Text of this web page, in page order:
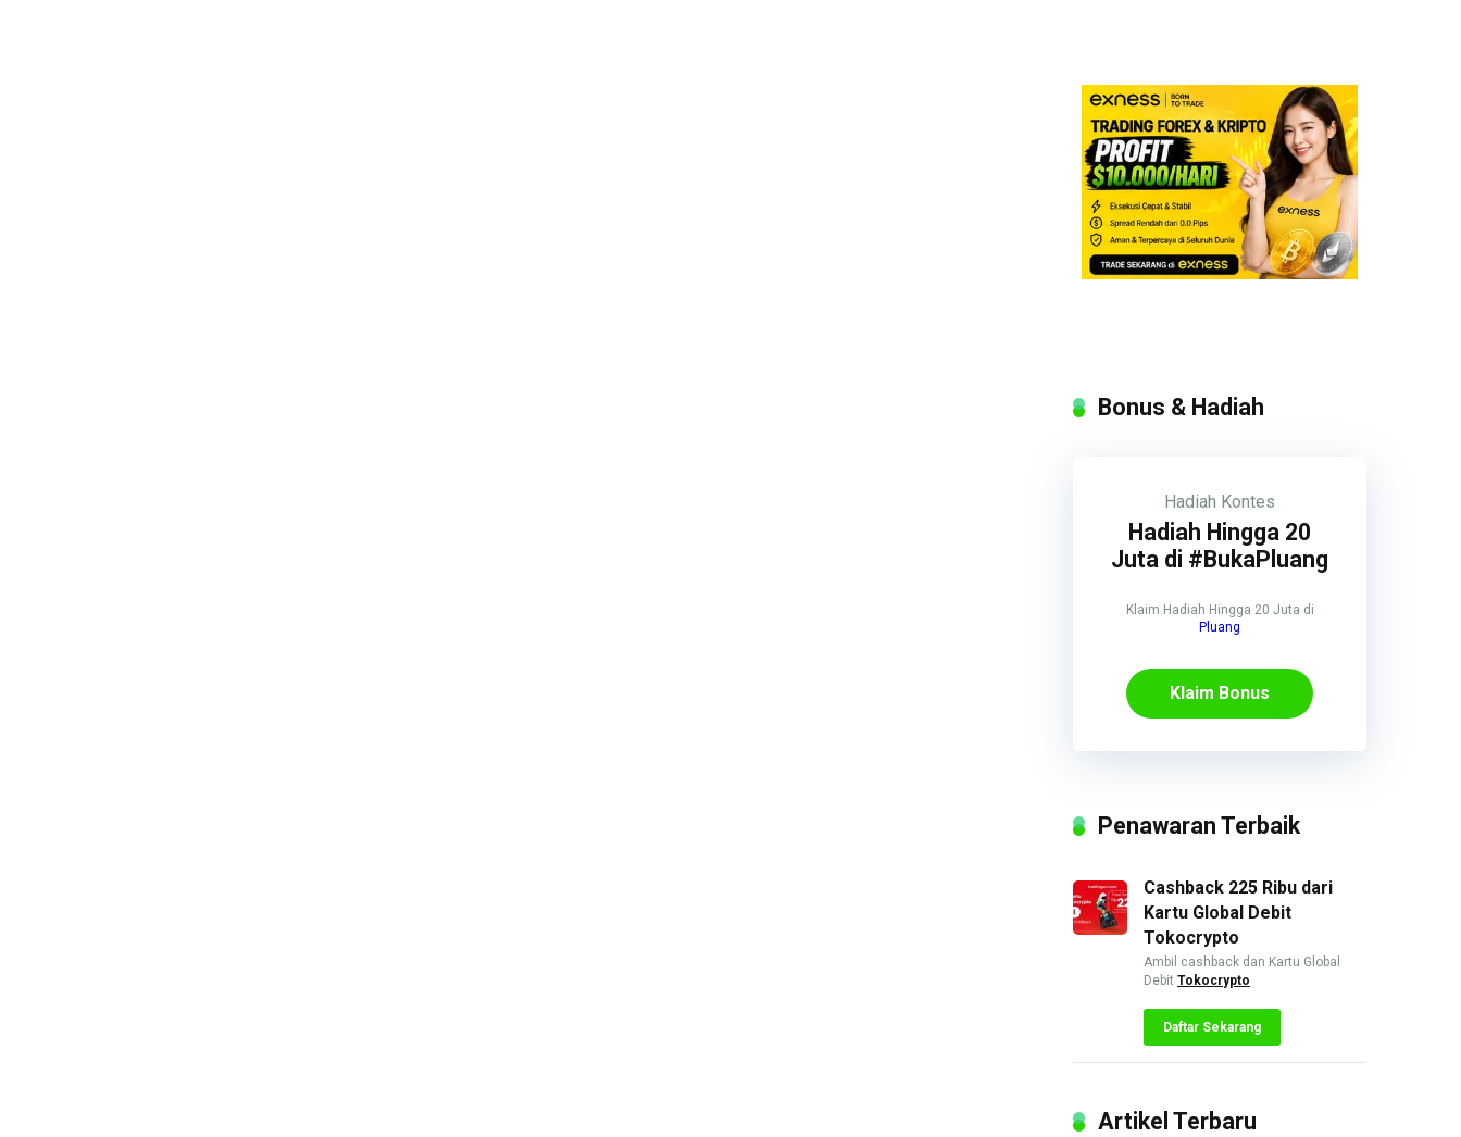
Bonus & Hadiah
Hadiah Kontes
Hadiah Hingga 20
Juta di #BukaPluang
Klaim Hadiah Hingga 20 Juta di
Pluang
Klaim Bonus
Penawaran Terbaik
Cashback 225 Ribu dari
Kartu Global Debit
Tokocrypto
Ambil cashback dan Kartu Global
Debit Tokocrypto
Daftar Sekarang
Artikel Terbaru